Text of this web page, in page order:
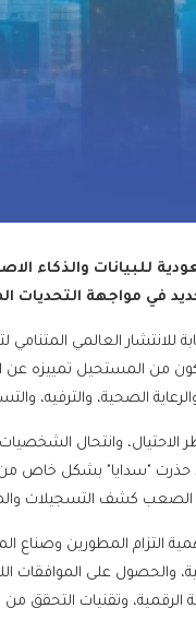
للبيانات والذكاء
في مواجهة التحديات
للانتشار العالمي
من المستحيل تمييزه عن
الصحية، والترفيه،
وانتحال
"سدايا" بشكل خاص من
كشف التسجيلات
التزام المطورين وصناع
والحصول على الموافقات
الرقمية، وتقنيات